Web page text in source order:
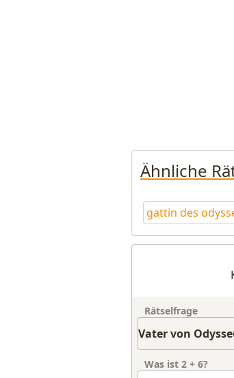
Ähnliche
gattin des
Rätselfrage
Was ist 2 + 6?